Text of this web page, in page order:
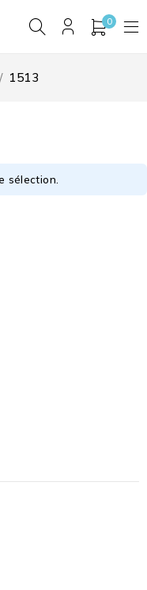
0
/ 1513
sélection.